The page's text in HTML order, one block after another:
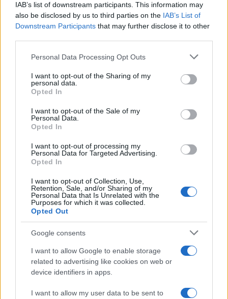
IAB’s list of downstream participants. This information may
also be disclosed by us to third parties on the IAB’s List of
Downstream Participants that may further disclose it to other
Please note that this website/app uses one or more Google
not limited to your visit or usage behaviour. You may click to
grant or deny consent to Google and its third-party tags to
use your data for below specified purposes in below Google
consent section.
Personal Data Processing Opt Outs
I want to opt-out of the Sharing of my
personal data.
Opted In
I want to opt-out of the Sale of my
Personal Data.
Opted In
I want to opt-out of processing my
Personal Data for Targeted Advertising.
Opted In
I want to opt-out of Collection, Use,
Retention, Sale, and/or Sharing of my
Personal Data that Is Unrelated with the
Purposes for which it was collected.
Opted Out
Google consents
I want to allow Google to enable storage
related to advertising like cookies on web or
device identifiers in apps.
I want to allow my user data to be sent to
F
a
ce
b
o
o
k
T
w
it
te
r
Pi
n
te
re
st
W
h
at
s
A
p
S
h
a
re
Prossimo articolo
Festival al Romazzino
Maxi piano tra Smeralda Holding e il Comune di
Arzachena
Salvini al concerto per De Andrè, la nipote: “Mio
nonno gli avrebbe chiesto che cazzo ci faceva”
Stop ai cantieri privati a Olbia, nuove regole
anche a San Pantaleo